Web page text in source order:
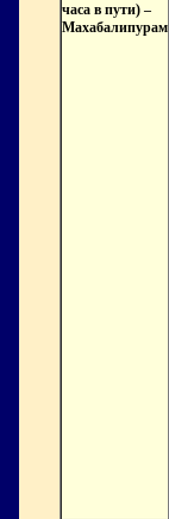
часа в пути) –
Махабалипурам